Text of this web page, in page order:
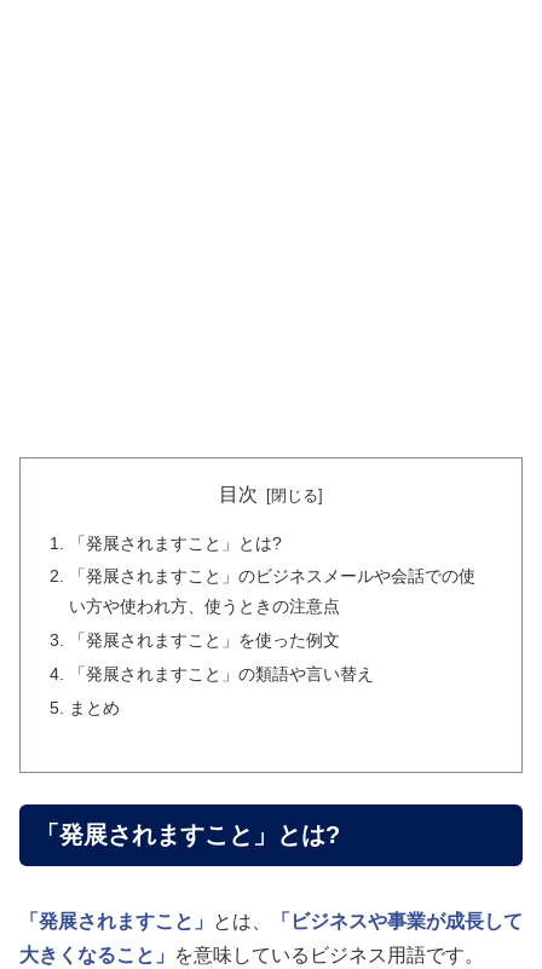
目次
「発展されますこと」とは?
「発展されますこと」のビジネスメールや会話での使
い方や使われ方、使うときの注意点
「発展されますこと」を使った例文
「発展されますこと」の類語や言い替え
まとめ
「発展されますこと」とは?
「発展されますこと」 とは、
「ビジネスや事業が成長して
大きくなること」
を意味しているビジネス用語です。